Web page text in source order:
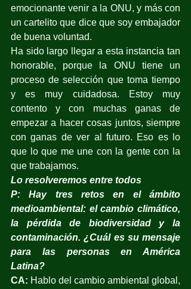
emocionante venir a la ONU, y más con
un cartelito que dice que soy embajador
de buena voluntad.
Ha sido largo llegar a esta instancia tan
honorable, porque la ONU tiene un
proceso de selección que toma tiempo
y es muy cuidadosa. Estoy muy
contento y con muchas ganas de
empezar a hacer cosas juntos, siempre
con ganas de ver al futuro. Eso es lo
que lo que me une con la gente con la
que trabajamos.
Lo resolveremos entre todos
P: Hay tres retos en el ámbito
medioambiental: el cambio climático,
la pérdida de biodiversidad y la
contaminación. ¿Cuál es su mensaje
para las personas en América
Latina?
CA: Hablo del cambio ambiental global,